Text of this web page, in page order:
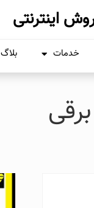
اینترنتی
خدمات بلاگ